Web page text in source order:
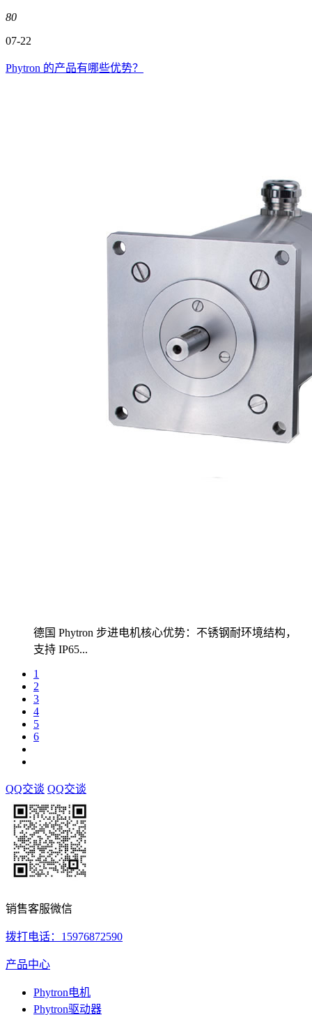
80
07-22
Phytron 的产品有哪些优势？
德国 Phytron 步进电机核心优势：不锈钢耐环境结构，
支持 IP65...
1
2
3
4
5
6
QQ交谈 QQ交谈
销售客服微信
拨打电话：15976872590
产品中心
Phytron电机
Phytron驱动器